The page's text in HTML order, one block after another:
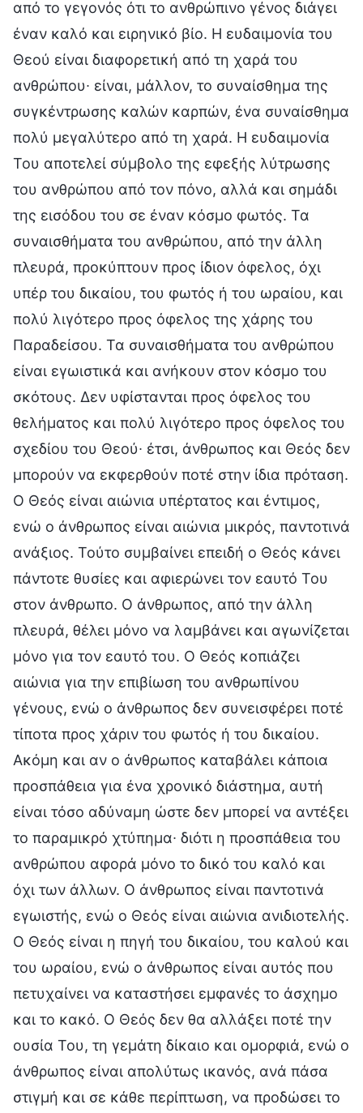
από το γεγονός ότι το ανθρώπινο γένος διάγει
έναν καλό και ειρηνικό βίο. Η ευδαιμονία του
Θεού είναι διαφορετική από τη χαρά του
ανθρώπου∙ είναι, μάλλον, το συναίσθημα της
συγκέντρωσης καλών καρπών, ένα συναίσθημα
πολύ μεγαλύτερο από τη χαρά. Η ευδαιμονία
Του αποτελεί σύμβολο της εφεξής λύτρωσης
του ανθρώπου από τον πόνο, αλλά και σημάδι
της εισόδου του σε έναν κόσμο φωτός. Τα
συναισθήματα του ανθρώπου, από την άλλη
πλευρά, προκύπτουν προς ίδιον όφελος, όχι
υπέρ του δικαίου, του φωτός ή του ωραίου, και
πολύ λιγότερο προς όφελος της χάρης του
Παραδείσου. Τα συναισθήματα του ανθρώπου
είναι εγωιστικά και ανήκουν στον κόσμο του
σκότους. Δεν υφίστανται προς όφελος του
θελήματος και πολύ λιγότερο προς όφελος του
σχεδίου του Θεού∙ έτσι, άνθρωπος και Θεός δεν
μπορούν να εκφερθούν ποτέ στην ίδια πρόταση.
Ο Θεός είναι αιώνια υπέρτατος και έντιμος,
ενώ ο άνθρωπος είναι αιώνια μικρός, παντοτινά
ανάξιος. Τούτο συμβαίνει επειδή ο Θεός κάνει
πάντοτε θυσίες και αφιερώνει τον εαυτό Του
στον άνθρωπο. O άνθρωπος, από την άλλη
πλευρά, θέλει μόνο να λαμβάνει και αγωνίζεται
μόνο για τον εαυτό του. Ο Θεός κοπιάζει
αιώνια για την επιβίωση του ανθρωπίνου
γένους, ενώ ο άνθρωπος δεν συνεισφέρει ποτέ
τίποτα προς χάριν του φωτός ή του δικαίου.
Ακόμη και αν ο άνθρωπος καταβάλει κάποια
προσπάθεια για ένα χρονικό διάστημα, αυτή
είναι τόσο αδύναμη ώστε δεν μπορεί να αντέξει
το παραμικρό χτύπημα∙ διότι η προσπάθεια του
ανθρώπου αφορά μόνο το δικό του καλό και
όχι των άλλων. Ο άνθρωπος είναι παντοτινά
εγωιστής, ενώ ο Θεός είναι αιώνια ανιδιοτελής.
Ο Θεός είναι η πηγή του δικαίου, του καλού και
του ωραίου, ενώ ο άνθρωπος είναι αυτός που
πετυχαίνει να καταστήσει εμφανές το άσχημο
και το κακό. Ο Θεός δεν θα αλλάξει ποτέ την
ουσία Του, τη γεμάτη δίκαιο και ομορφιά, ενώ ο
άνθρωπος είναι απολύτως ικανός, ανά πάσα
στιγμή και σε κάθε περίπτωση, να προδώσει το